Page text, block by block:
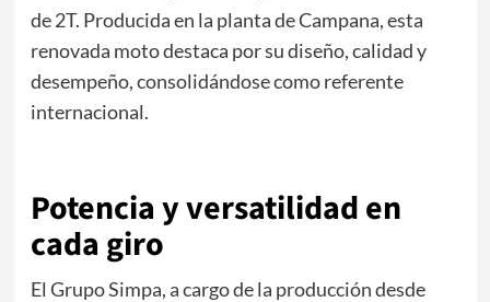
de 2T. Producida en la planta de Campana, esta
renovada moto destaca por su diseño, calidad y
desempeño, consolidándose como referente
internacional.
Potencia y versatilidad en
cada giro
El Grupo Simpa, a cargo de la producción desde